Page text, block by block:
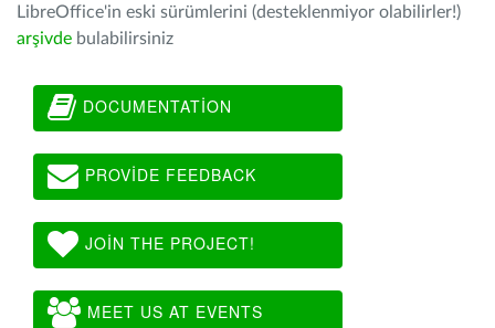
LibreOffice'in eski sürümlerini (desteklenmiyor olabilirler!)
arşivde bulabilirsiniz
DOCUMENTATION
PROVIDE FEEDBACK
JOIN THE PROJECT!
MEET US AT EVENTS